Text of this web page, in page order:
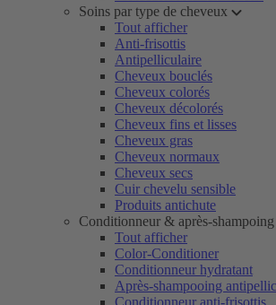
Soins par type de cheveux
Tout afficher
Anti-frisottis
Antipelliculaire
Cheveux bouclés
Cheveux colorés
Cheveux décolorés
Cheveux fins et lisses
Cheveux gras
Cheveux normaux
Cheveux secs
Cuir chevelu sensible
Produits antichute
Conditionneur & après-shampoing
Tout afficher
Color-Conditioner
Conditionneur hydratant
Après-shampooing
Conditionneur anti-frisottis